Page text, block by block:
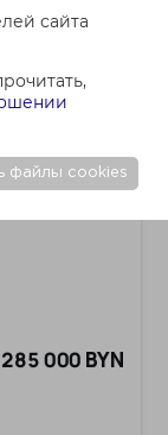
сайта
файлы cookies
285 000 BYN